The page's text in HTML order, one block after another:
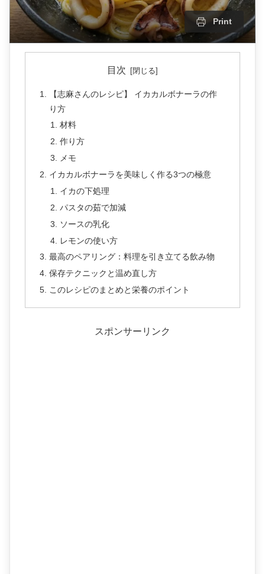
Print
目次
【志麻さんのレシピ】 イカカルボナーラの作
り方
材料
作り方
メモ
イカカルボナーラを美味しく作る3つの極意
イカの下処理
パスタの茹で加減
ソースの乳化
レモンの使い方
最高のペアリング：料理を引き立てる飲み物
保存テクニックと温め直し方
このレシピのまとめと栄養のポイント
スポンサーリンク